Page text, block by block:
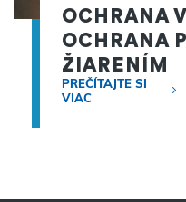
OCHRANA
OCHRANA
ŽIARENÍM
PREČÍTAJTE SI
VIAC